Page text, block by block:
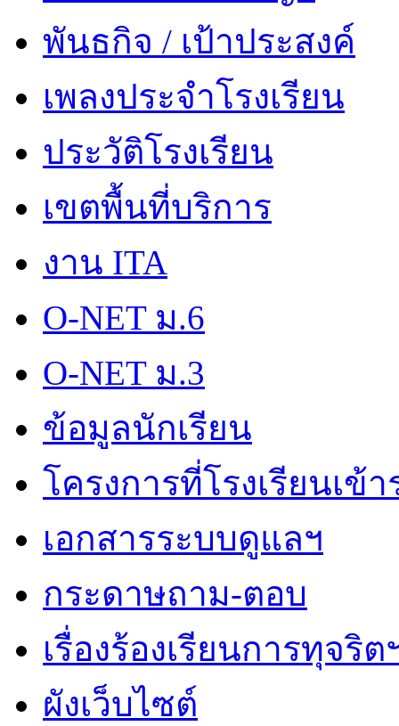
พันธกิจ / เป้าประสงค์
เพลงประจำโรงเรียน
ประวัติโรงเรียน
เขตพื้นที่บริการ
งาน ITA
O-NET ม.6
O-NET ม.3
ข้อมูลนักเรียน
โครงการที่โรงเรียนเข้
เอกสารระบบดูแลฯ
กระดาษถาม-ตอบ
เรื่องร้องเรียนการทุจริต
ผังเว็บไซต์